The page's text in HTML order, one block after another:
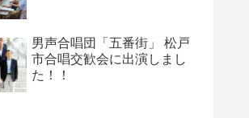
男声合唱団「五番街」 松戸
市合唱交歓会に出演しまし
た！！